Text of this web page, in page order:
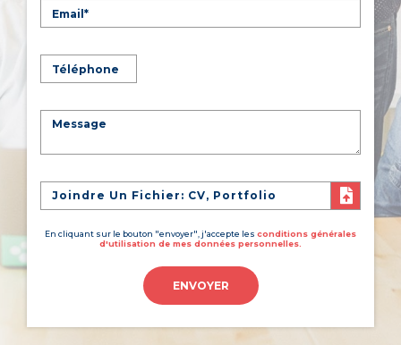
Joindre Un Fichier: CV, Portfolio
En cliquant sur le bouton "envoyer", j'accepte les conditions générales
d'utilisation de mes données personnelles.
ENVOYER